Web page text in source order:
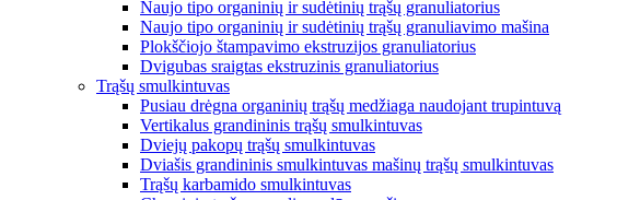
Naujo tipo organinių ir sudėtinių trąšų granuliatorius
Naujo tipo organinių ir sudėtinių trąšų granuliavimo mašina
Plokščiojo štampavimo ekstruzijos granuliatorius
Dvigubas sraigtas ekstruzinis granuliatorius
Trąšų smulkintuvas
Pusiau drėgna organinių trąšų medžiaga naudojant trupintuvą
Vertikalus grandininis trąšų smulkintuvas
Dviejų pakopų trąšų smulkintuvas
Dviašis grandininis smulkintuvas mašinų trąšų smulkintuvas
Trąšų karbamido smulkintuvas